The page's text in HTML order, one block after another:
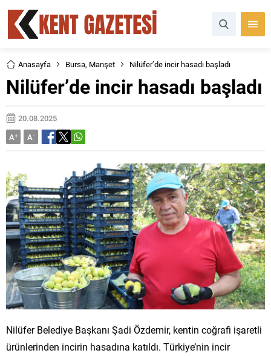
Anasayfa Bursa, Manşet Nilüfer’de incir hasadı başladı
Nilüfer’de incir hasadı başladı
20.08.2025
A+ A-
Nilüfer Belediye Başkanı Şadi Özdemir, kentin coğrafi işaretli
ürünlerinden incirin hasadına katıldı. Türkiye’nin incir